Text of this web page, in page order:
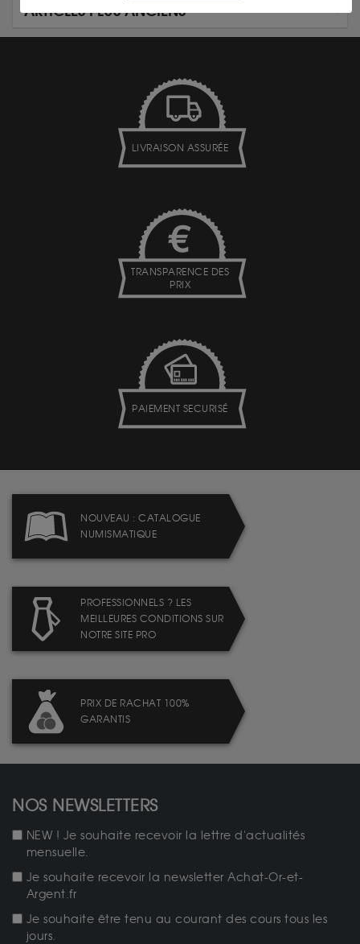
ARTICLES PLUS ANCIENS
LIVRAISON ASSURÉE
TRANSPARENCE DES
PRIX
PAIEMENT SECURISÉ
NOUVEAU : CATALOGUE
NUMISMATIQUE
PROFESSIONNELS ? LES
MEILLEURES CONDITIONS SUR
NOTRE SITE PRO
PRIX DE RACHAT 100%
GARANTIS
NOS NEWSLETTERS
NEW ! Je souhaite recevoir la lettre d'actualités
mensuelle.
Je souhaite recevoir la newsletter Achat-Or-et-
Argent.fr
Je souhaite être tenu au courant des cours tous les
jours.